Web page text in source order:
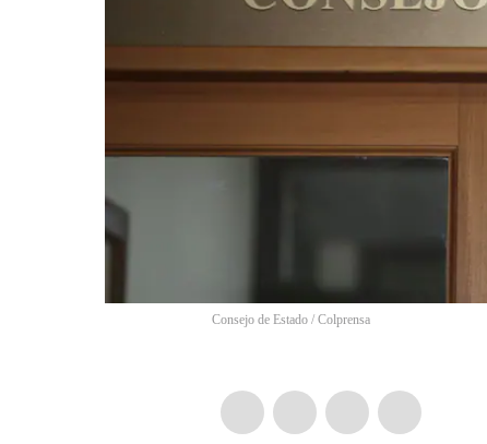
Consejo de Estado / Colprensa